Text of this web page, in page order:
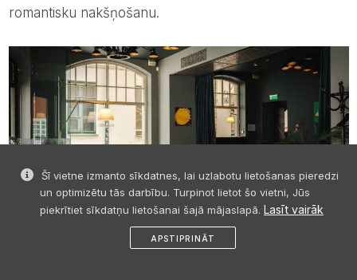
romantisku nakšņošanu.
Šī vietne izmanto sīkdatnes, lai uzlabotu lietošanas pieredzi
un optimizētu tās darbību. Turpinot lietot šo vietni, Jūs
piekrītiet sīkdatņu lietošanai šajā mājaslapā. Lasīt vairāk
APSTIPRINĀT